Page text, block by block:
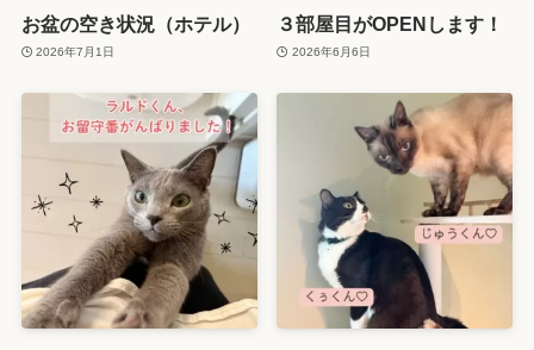
お盆の空き状況（ホテル）
2026年7月1日
３部屋目がOPENします！
2026年6月6日